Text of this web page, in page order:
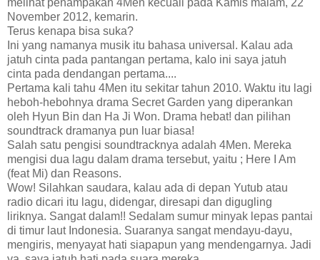
melihat penampakan 4Men kecuali pada Kamis malam, 22
November 2012, kemarin.
Terus kenapa bisa suka?
Ini yang namanya musik itu bahasa universal. Kalau ada
jatuh cinta pada pantangan pertama, kalo ini saya jatuh
cinta pada dendangan pertama....
Pertama kali tahu 4Men itu sekitar tahun 2010. Waktu itu lagi
heboh-hebohnya drama Secret Garden yang diperankan
oleh Hyun Bin dan Ha Ji Won. Drama hebat! dan pilihan
soundtrack dramanya pun luar biasa!
Salah satu pengisi soundtracknya adalah 4Men. Mereka
mengisi dua lagu dalam drama tersebut, yaitu ; Here I Am
(feat Mi) dan Reasons.
Wow! Silahkan saudara, kalau ada di depan Yutub atau
radio dicari itu lagu, didengar, diresapi dan digugling
liriknya. Sangat dalam!! Sedalam sumur minyak lepas pantai
di timur laut Indonesia. Suaranya sangat mendayu-dayu,
mengiris, menyayat hati siapapun yang mendengarnya. Jadi